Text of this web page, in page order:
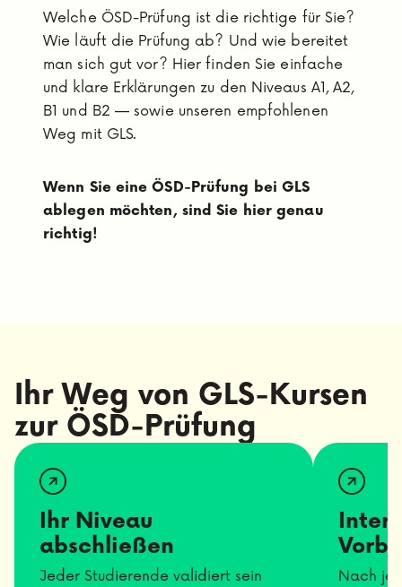
Welche ÖSD-Prüfung ist die richtige für Sie?
Wie läuft die Prüfung ab? Und wie bereitet
man sich gut vor? Hier finden Sie einfache
und klare Erklärungen zu den Niveaus A1, A2,
B1 und B2 — sowie unseren empfohlenen
Weg mit GLS.
Wenn Sie eine ÖSD-Prüfung bei GLS
ablegen möchten, sind Sie hier genau
richtig!
Ihr Weg von GLS-Kursen
zur ÖSD-Prüfung
Ihr Niveau
abschließen
Jeder Studierende validiert sein
Nach